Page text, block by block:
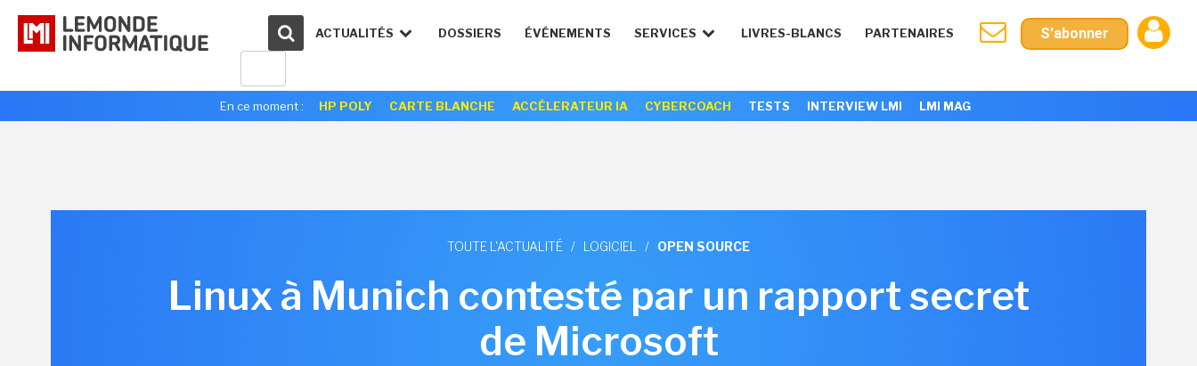
ACTUALITÉS DOSSIERS ÉVÉNEMENTS SERVICES LIVRES-BLANCS PARTENAIRES S'abonner
En ce moment : HP POLY CARTE BLANCHE ACCÉLERATEUR IA CYBERCOACH TESTS INTERVIEW LMI LMI MAG
TOUTE L'ACTUALITÉ / LOGICIEL / OPEN SOURCE
Linux à Munich contesté par un rapport secret
de Microsoft